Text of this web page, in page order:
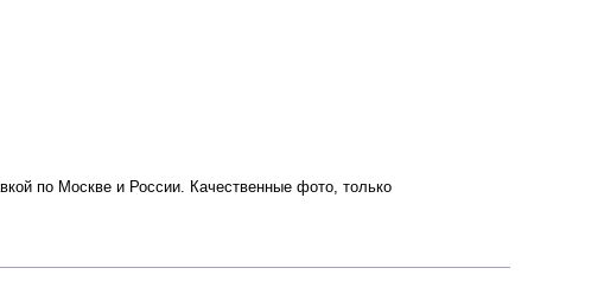
по Москве и России. Качественные фото, только